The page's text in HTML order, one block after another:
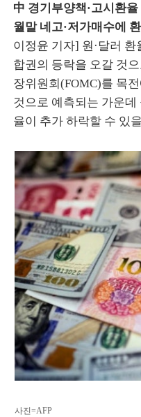
中 경기부양책·고시환
월말 네고·저가매수에
이정윤 기자] 원·달러
합권의 등락을 오갈 것
장위원회(FOMC)를 목
것으로 예측되는 가운
율이 추가 하락할 수 있
사진=AFP